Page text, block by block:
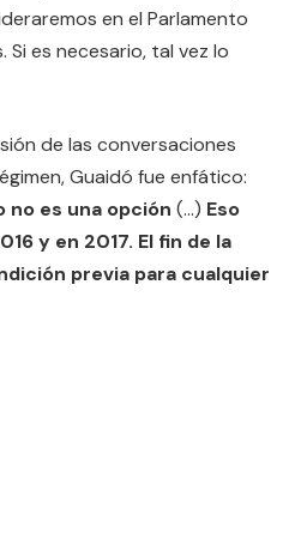
en el Parlamento
es necesario, tal vez lo
de las conversaciones
Guaidó fue enfático:
no es una opción (…) Eso
y en 2017. El fin de la
previa para cualquier